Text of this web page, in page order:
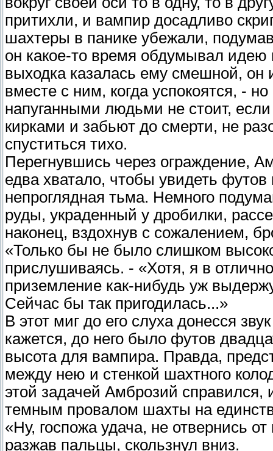
притихли, и вампир досадливо
шахтеры в панике убежали,
он какое-то время обдумывал идею
выходка казалась ему смешной, он
вместе с ним, когда успокоятся, -
напуганными людьми не стоит,
кирками и забьют до смерти, не
спуститься тихо.
Перегнувшись через ограждение,
едва хватало, чтобы увидеть
непроглядная тьма. Немного
руды, украденный у дробилки,
наконец, вздохнув с сожалением,
«Только бы не было слишком
прислушиваясь. - «Хотя, я в
приземление как-нибудь уж
Сейчас бы так пригодилась...»
В этот миг до его слуха донесся
кажется, до него было футов
высота для вампира. Правда,
между нею и стенкой шахтного
этой задачей Амброзий
темным провалом шахты на
«Ну, госпожа удача, не отвернись
разжав пальцы, скользнул вниз.